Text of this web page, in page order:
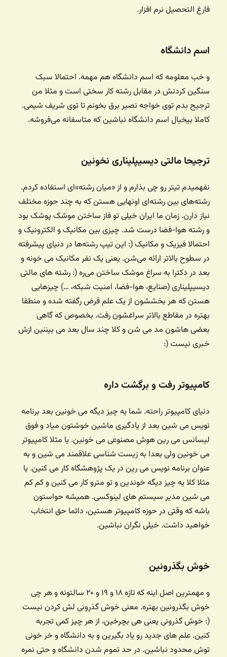
فارغ التحصیل نرم افزار.
اسم دانشگاه
و خب معلومه که اسم دانشگاه هم مهمه. احتمالا سبک
سنگین کردنش در مقابل رشته کار سختی است و مثلا من
ترجیح بدم توی خواجه نصیر برق بخونم تا توی شریف شیمی.
کاملا بیخیال اسم دانشگاه نباشین که متاسفانه می‌فروشه.
ترجیحا مالتی دیسیپلیناری نخونین
نفهمیدم تیتر رو چی بذارم و از «میان رشته‌»ای استفاده کردم.
رشته‌های بین رشته‌ای اونهایی هستن که به چند حوزه مختلف
نیاز دارن. زمان ما ایران خیلی تو فاز ساختن موشک پوشک بود
و رشته هوا-فضا درست شد. چیزی بین مکانیک و الکترونیک و
احتمالا فیزیک و مکانیک (: این تیپ رشته‌ها در دنیای پیشرفته
در سطوح بالاتر ارائه می‌شن. یعنی یک نفر مکانیک می خونه و
بعد در دکترا به سراغ موشک ساختن می‌ره (: رشته های مالتی
دیسیپلیناری (صنایع، هوا-فضا،‌ امنیت شبکه، …) چیزهایی
هستن که هر بخششون از یک علم قرض رگفته شده و منطقا
بهتره در مقاطع بالاتر سراغشون رفت. بخصوص که گاهی
بعضی هاشون مد می شن و کلا چند سال بعد می بیننین ازش
خبری نیست (:
کامپیوتر رفت و برگشت داره
دنیای کامپیوتر راحته. شما یه چیز دیگه می خونین بعد برنامه
نویس می شین بعد از یادگیری ماشین خوشتون میاد و فوق
لیسانس می رین هوش مصنوعی می خونین. یا مثلا کامپیوتر
می خونین ولی بعدا به زیست شناسی علاقمند می شین و به
عنوان برنامه نویس می رین در یک پژوهشگاه کار می کنین. یا
مثلا کلا یه چیز دیگه خوندین و تو مترو کار می کنین و کم کم
می شین مدیر سیستم های لینوکسی. همیشه حواستون
باشه که وقتی در حوزه کامپیوتر هستین، دائما حق انتخاب
خواهید داشت. خیلی نگران نباشین.
خوش بگذرونین
و مهمترین اصل اینه که تازه ۱۸ و ۱۹ و ۲۰ سالتونه و هر چی
خوش بگذرونین بهتره. معنی خوش گذرونی لش کردن نیست
(: خوش گذرونی یعنی هی بچرخین، از هر چیز کمی تجربه
کنین. علم های جدید رو یاد بگیرین و به دانشگاه و خر خونی
توش محدود نباشین. در حد تموم شدن دانشگاه و حتی نمره